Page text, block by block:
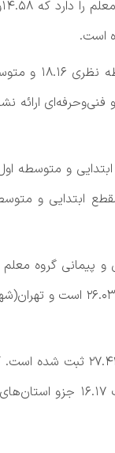
تفکیک دوره نظری و
ابتدایی و
و پیمانی گروه